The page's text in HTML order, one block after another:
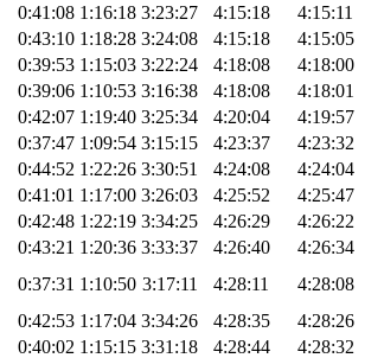
0:41:08 1:16:18 3:23:27 4:15:18 4:15:11
0:43:10 1:18:28 3:24:08 4:15:18 4:15:05
0:39:53 1:15:03 3:22:24 4:18:08 4:18:00
0:39:06 1:10:53 3:16:38 4:18:08 4:18:01
0:42:07 1:19:40 3:25:34 4:20:04 4:19:57
0:37:47 1:09:54 3:15:15 4:23:37 4:23:32
0:44:52 1:22:26 3:30:51 4:24:08 4:24:04
0:41:01 1:17:00 3:26:03 4:25:52 4:25:47
0:42:48 1:22:19 3:34:25 4:26:29 4:26:22
0:43:21 1:20:36 3:33:37 4:26:40 4:26:34
0:37:31 1:10:50 3:17:11 4:28:11 4:28:08
0:42:53 1:17:04 3:34:26 4:28:35 4:28:26
0:40:02 1:15:15 3:31:18 4:28:44 4:28:32